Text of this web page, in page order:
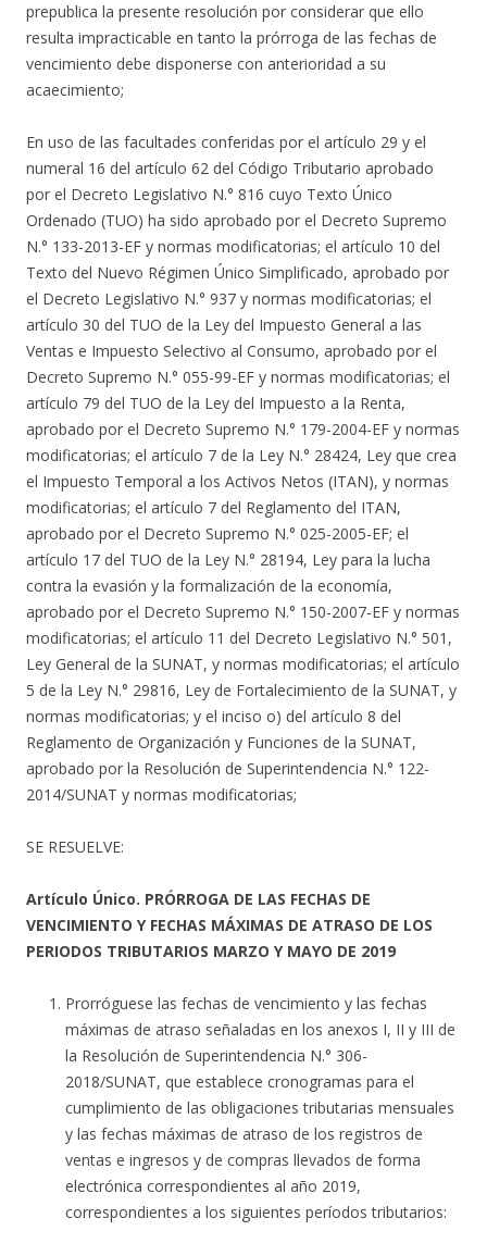
prepublica la presente resolución por considerar que ello
resulta impracticable en tanto la prórroga de las fechas de
vencimiento debe disponerse con anterioridad a su
acaecimiento;
En uso de las facultades conferidas por el artículo 29 y el
numeral 16 del artículo 62 del Código Tributario aprobado
por el Decreto Legislativo N.° 816 cuyo Texto Único
Ordenado (TUO) ha sido aprobado por el Decreto Supremo
N.° 133-2013-EF y normas modificatorias; el artículo 10 del
Texto del Nuevo Régimen Único Simplificado, aprobado por
el Decreto Legislativo N.° 937 y normas modificatorias; el
artículo 30 del TUO de la Ley del Impuesto General a las
Ventas e Impuesto Selectivo al Consumo, aprobado por el
Decreto Supremo N.° 055-99-EF y normas modificatorias; el
artículo 79 del TUO de la Ley del Impuesto a la Renta,
aprobado por el Decreto Supremo N.° 179-2004-EF y normas
modificatorias; el artículo 7 de la Ley N.° 28424, Ley que crea
el Impuesto Temporal a los Activos Netos (ITAN), y normas
modificatorias; el artículo 7 del Reglamento del ITAN,
aprobado por el Decreto Supremo N.° 025-2005-EF; el
artículo 17 del TUO de la Ley N.° 28194, Ley para la lucha
contra la evasión y la formalización de la economía,
aprobado por el Decreto Supremo N.° 150-2007-EF y normas
modificatorias; el artículo 11 del Decreto Legislativo N.° 501,
Ley General de la SUNAT, y normas modificatorias; el artículo
5 de la Ley N.° 29816, Ley de Fortalecimiento de la SUNAT, y
normas modificatorias; y el inciso o) del artículo 8 del
Reglamento de Organización y Funciones de la SUNAT,
aprobado por la Resolución de Superintendencia N.° 122-
2014/SUNAT y normas modificatorias;
SE RESUELVE:
Artículo Único. PRÓRROGA DE LAS FECHAS DE
VENCIMIENTO Y FECHAS MÁXIMAS DE ATRASO DE LOS
PERIODOS TRIBUTARIOS MARZO Y MAYO DE 2019
Prorróguese las fechas de vencimiento y las fechas
máximas de atraso señaladas en los anexos I, II y III de
la Resolución de Superintendencia N.° 306-
2018/SUNAT, que establece cronogramas para el
cumplimiento de las obligaciones tributarias mensuales
y las fechas máximas de atraso de los registros de
ventas e ingresos y de compras llevados de forma
electrónica correspondientes al año 2019,
correspondientes a los siguientes períodos tributarios: